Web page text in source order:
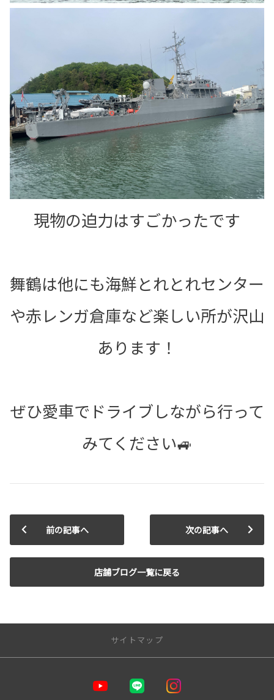
現物の迫力はすごかったです
舞鶴は他にも海鮮とれとれセンター
や赤レンガ倉庫など楽しい所が沢山
あります！
ぜひ愛車でドライブしながら行って
みてください🚙
前の記事へ
店舗ブログ一覧に戻る
次の記事へ
サイトマップ